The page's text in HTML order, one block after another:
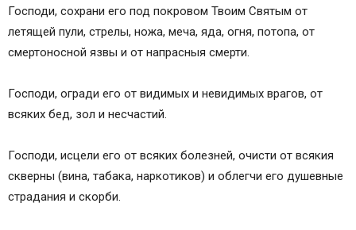
Господи, сохрани его под покровом Твоим Святым от
летящей пули, стрелы, ножа, меча, яда, огня, потопа, от
смертоносной язвы и от напрасныя смерти.
Господи, огради его от видимых и невидимых врагов, от
всяких бед, зол и несчастий.
Господи, исцели его от всяких болезней, очисти от всякия
скверны (вина, табака, наркотиков) и облегчи его душевные
страдания и скорби.